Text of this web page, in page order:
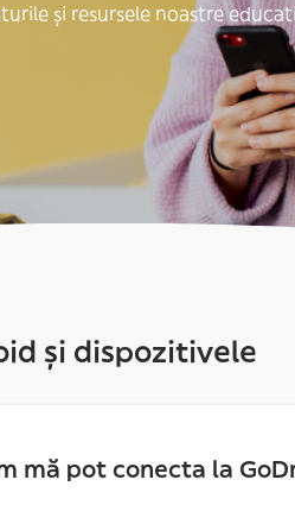
și resursele noastre
și dispozitivele
mă pot conecta la